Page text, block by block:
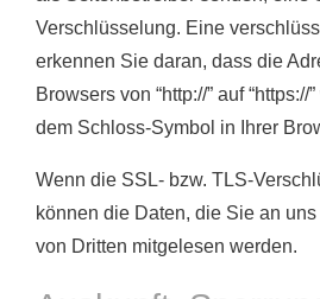
Verschlüsselung. Eine
erkennen Sie daran, dass die
Browsers von “http://” auf “https://
dem Schloss-Symbol in Ihrer
Wenn die SSL- bzw. TLS-
können die Daten, die Sie an
von Dritten mitgelesen werden.